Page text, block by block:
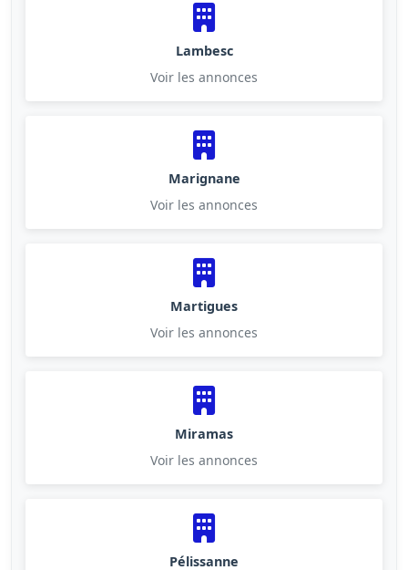
Lambesc
Voir les annonces
Marignane
Voir les annonces
Martigues
Voir les annonces
Miramas
Voir les annonces
Pélissanne